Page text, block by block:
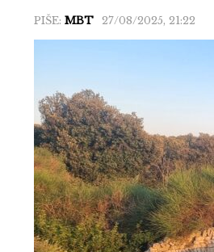
PIŠE: MBT 27/08/2025, 21:22